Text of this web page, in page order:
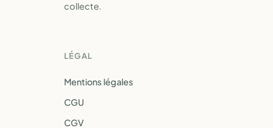
collecte.
LÉGAL
Mentions légales
CGU
CGV